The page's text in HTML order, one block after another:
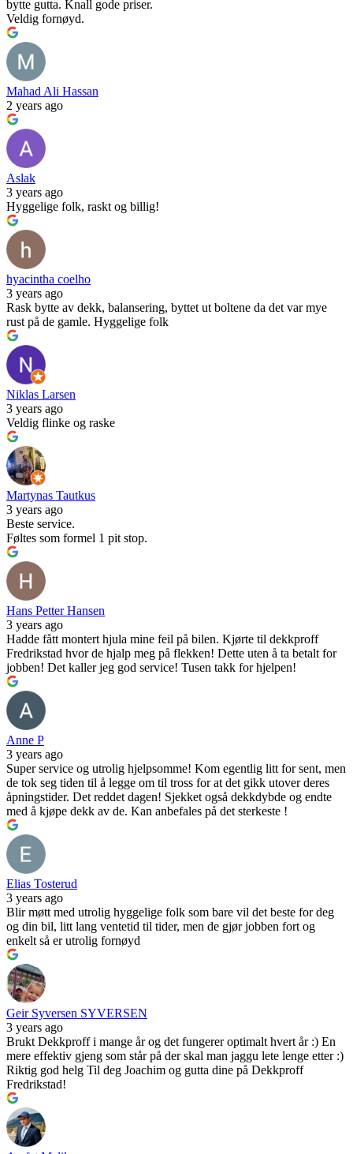
bytte gutta. Knall gode priser.
Veldig fornøyd.
Mahad Ali Hassan
2 years ago
Aslak
3 years ago
Hyggelige folk, raskt og billig!
hyacintha coelho
3 years ago
Rask bytte av dekk, balansering, byttet ut boltene da det var mye
rust på de gamle. Hyggelige folk
Niklas Larsen
3 years ago
Veldig flinke og raske
Martynas Tautkus
3 years ago
Beste service.
Føltes som formel 1 pit stop.
Hans Petter Hansen
3 years ago
Hadde fått montert hjula mine feil på bilen. Kjørte til dekkproff
Fredrikstad hvor de hjalp meg på flekken! Dette uten å ta betalt for
jobben! Det kaller jeg god service! Tusen takk for hjelpen!
Anne P
3 years ago
Super service og utrolig hjelpsomme! Kom egentlig litt for sent, men
de tok seg tiden til å legge om til tross for at det gikk utover deres
åpningstider. Det reddet dagen! Sjekket også dekkdybde og endte
med å kjøpe dekk av de. Kan anbefales på det sterkeste !
Elias Tosterud
3 years ago
Blir møtt med utrolig hyggelige folk som bare vil det beste for deg
og din bil, litt lang ventetid til tider, men de gjør jobben fort og
enkelt så er utrolig fornøyd
Geir Syversen SYVERSEN
3 years ago
Brukt Dekkproff i mange år og det fungerer optimalt hvert år :) En
mere effektiv gjeng som står på der skal man jaggu lete lenge etter :)
Riktig god helg Til deg Joachim og gutta dine på Dekkproff
Fredrikstad!